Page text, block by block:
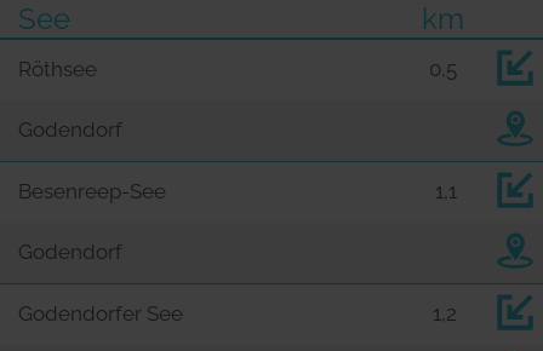
See
km
Röthsee 0,5
Godendorf
Besenreep-See 1,1
Godendorf
Godendorfer See 1,2